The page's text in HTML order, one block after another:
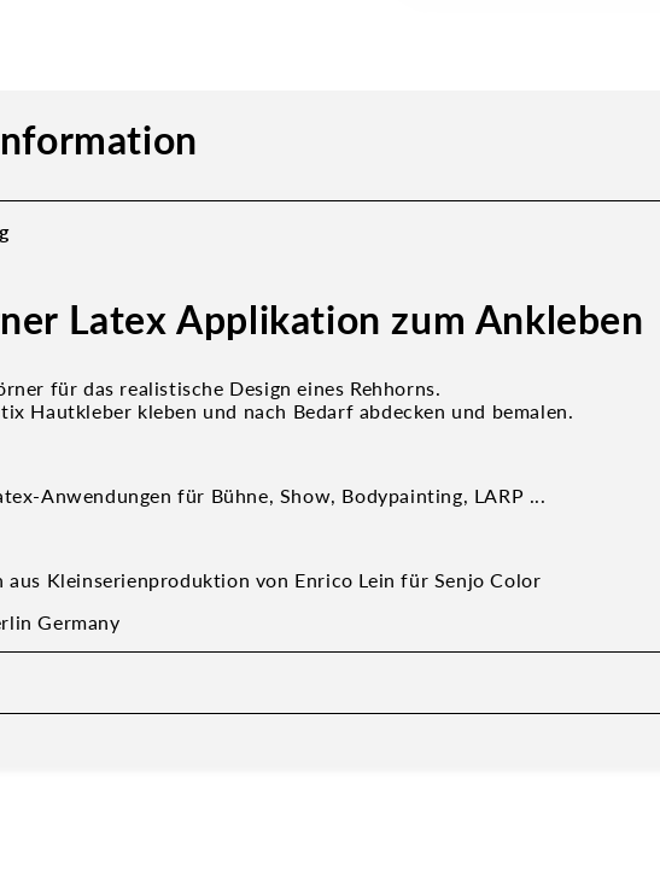
Latex Applikation zum Ankleben
für das realistische Design eines Rehhorns.
Hautkleber kleben und nach Bedarf abdecken und bemalen.
Anwendungen für Bühne, Show, Bodypainting, LARP ...
aus Kleinserienproduktion von Enrico Lein für Senjo Color
Germany